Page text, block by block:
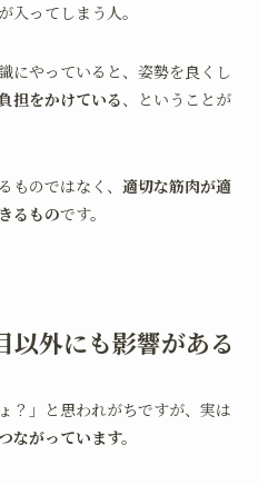
入ってしまう人。
にやっていると、姿勢を良くし
担をかけている、ということが
ものではなく、 適切な筋肉が適
るものです。
以外にも影響がある
？」と思われがちですが、実は
がっています。